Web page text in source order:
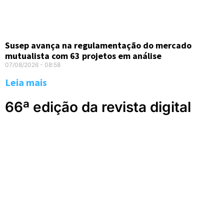
Susep avança na regulamentação do mercado
mutualista com 63 projetos em análise
07/08/2026 08:58
Leia mais
66ª edição da revista digital